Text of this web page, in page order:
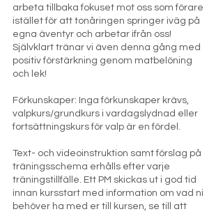
arbeta tillbaka fokuset mot oss som förare
istället för att tonåringen springer iväg på
egna äventyr och arbetar ifrån oss!
Självklart tränar vi även denna gång med
positiv förstärkning genom matbelöning
och lek!
Förkunskaper: Inga förkunskaper krävs,
valpkurs/grundkurs i vardagslydnad eller
fortsättningskurs för valp är en fördel.
Text- och videoinstruktion samt förslag på
träningsschema erhålls efter varje
träningstillfälle. Ett PM skickas ut i god tid
innan kursstart med information om vad ni
behöver ha med er till kursen, se till att